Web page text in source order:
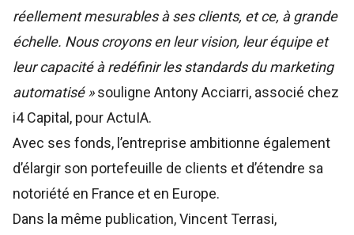
réellement mesurables à ses clients, et ce, à grande
échelle. Nous croyons en leur vision, leur équipe et
leur capacité à redéfinir les standards du marketing
automatisé »souligne Antony Acciarri, associé chez
i4 Capital, pourActuIA.
Avec ses fonds, l’entreprise ambitionne également
d’élargir son portefeuille de clients et d’étendre sa
notoriété en France et en Europe.
Dans la même publication, Vincent Terrasi,